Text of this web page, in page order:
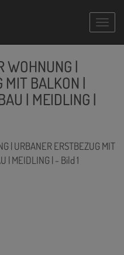
WOHNUNG |
MIT BALKON |
| MEIDLING |